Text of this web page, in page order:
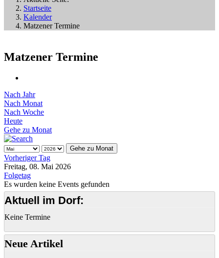
Startseite
Kalender
Matzener Termine
Matzener Termine
Nach Jahr
Nach Monat
Nach Woche
Heute
Gehe zu Monat
Gehe zu Monat
Vorheriger Tag
Freitag, 08. Mai 2026
Folgetag
Es wurden keine Events gefunden
Aktuell im Dorf:
Keine Termine
Neue Artikel